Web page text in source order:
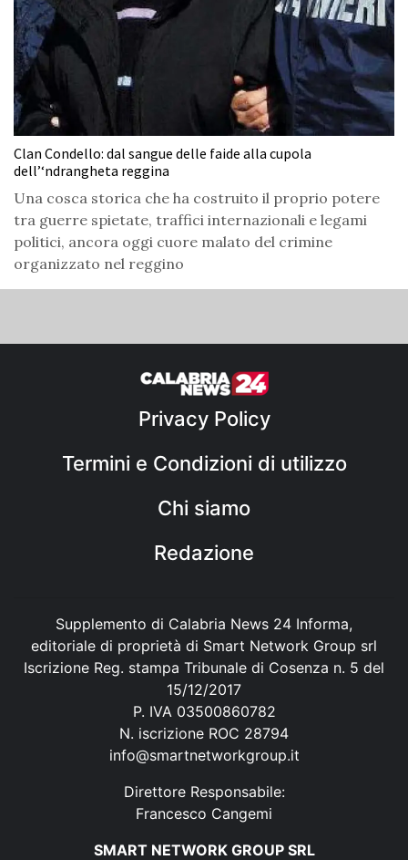
Clan Condello: dal sangue delle faide alla cupola
dell’‘ndrangheta reggina
Una cosca storica che ha costruito il proprio potere
tra guerre spietate, traffici internazionali e legami
politici, ancora oggi cuore malato del crimine
organizzato nel reggino
Privacy Policy
Termini e Condizioni di utilizzo
Chi siamo
Redazione
Supplemento di Calabria News 24 Informa,
editoriale di proprietà di Smart Network Group srl
Iscrizione Reg. stampa Tribunale di Cosenza n. 5 del
15/12/2017
P. IVA 03500860782
N. iscrizione ROC 28794
info@smartnetworkgroup.it
Direttore Responsabile:
Francesco Cangemi
SMART NETWORK GROUP SRL